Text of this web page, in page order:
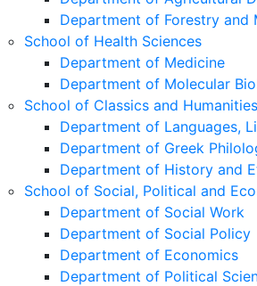
Department of Forestry and
School of Health Sciences
Department of Medicine
Department of Molecular
School of Classics and Humanities
Department of Languages,
Department of Greek
Department of History and
School of Social, Political and
Department of Social Work
Department of Social Policy
Department of Economics
Department of Political